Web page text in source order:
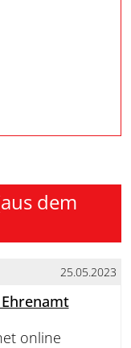
dem
25.05.2023
online